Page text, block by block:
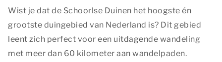
Wist je dat de Schoorlse Duinen het hoogste én
grootste duingebied van Nederland is? Dit gebied
leent zich perfect voor een uitdagende wandeling
met meer dan 60 kilometer aan wandelpaden.